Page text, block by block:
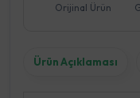
Orijinal Ürün
Ürün Açıklaması